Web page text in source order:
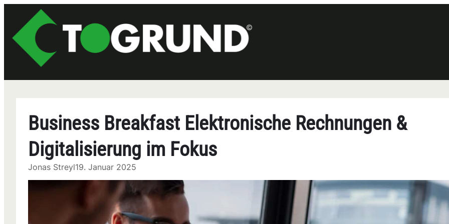
springen
Business Breakfast Elektronische Rechnungen &
Digitalisierung im Fokus
Jonas Streyl19. Januar 2025